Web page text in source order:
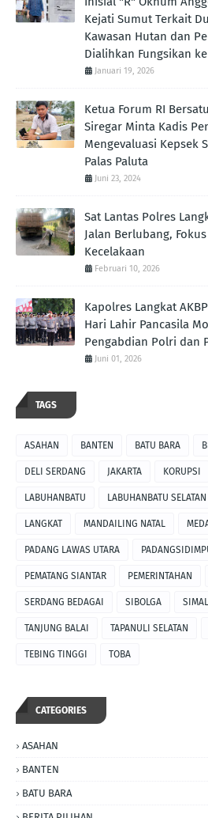
Kejati Sumut Terkait
Kawasan Hutan dan
Dialihkan Fungsikan
Januari 19, 2026
Ketua Forum RI
Siregar Minta Kadis
Mengevaluasi Kepsek
Palas Paluta
Juni 23, 2024
Sat Lantas Polres
Jalan Berlubang,
Kecelakaan
Februari 10, 2026
Kapolres Langkat
Hari Lahir Pancasila
Pengabdian Polri dan
Juni 01, 2026
TAGS
ASAHAN BANTEN BATU BARA
DELI SERDANG JAKARTA KORUPSI
LABUHANBATU LABUHANBATU SELATAN
LANGKAT MANDAILING NATAL
PADANG LAWAS UTARA
PEMATANG SIANTAR PEMERINTAHAN
SERDANG BEDAGAI SIBOLGA
TANJUNG BALAI TAPANULI SELATAN
TEBING TINGGI TOBA
CATEGORIES
ASAHAN
BANTEN
BATU BARA